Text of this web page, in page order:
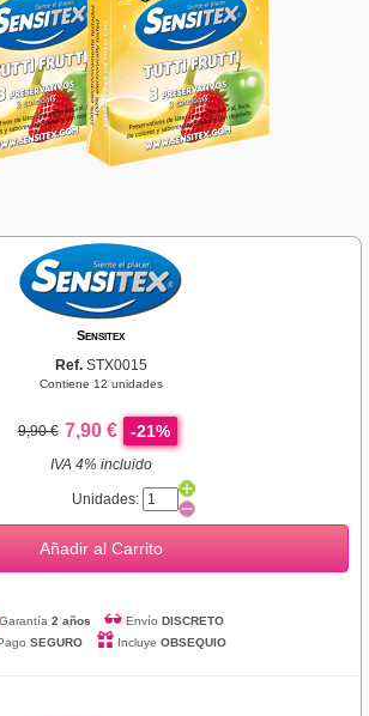
Sensitex
Ref. STX0015
Contiene 12 unidades
9,90 € 7,90 € -21%
IVA 4% incluido
Unidades:
Añadir al Carrito
2 años Envío DISCRETO
SEGURO Incluye OBSEQUIO